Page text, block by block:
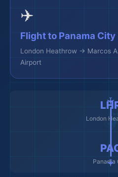
🌆
✈️
Flight to Panama City
London Heathrow → Marcos
Airport
London✈️ ━━━━━━━━━ ✈️
Panama